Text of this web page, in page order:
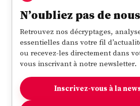
N’oubliez pas de
Retrouvez nos décryptages,
essentielles dans votre fil
ou recevez-les directement dans
vous inscrivant à notre newsletter.
Inscrivez-vous à la